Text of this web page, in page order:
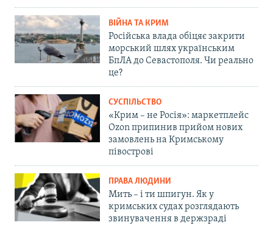
ВІЙНА ТА КРИМ
Російська влада обіцяє закрити
морський шлях українським
БпЛА до Севастополя. Чи реально
це?
СУСПІЛЬСТВО
«Крим – не Росія»: маркетплейс
Ozon припинив прийом нових
замовлень на Кримському
півострові
ПРАВА ЛЮДИНИ
Мить – і ти шпигун. Як у
кримських судах розглядають
звинувачення в держзраді